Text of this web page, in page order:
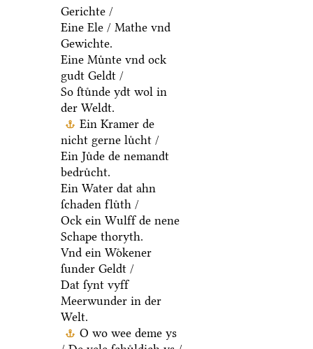
Gerichte /
Eine Ele / Mathe vnd
Gewichte.
Eine Muͤnte vnd ock
gudt Geldt /
So ſtuͤnde ydt wol in
der Weldt.
Ein Kramer de
nicht gerne luͤcht /
Ein Juͤde de nemandt
bedruͤcht.
Ein Water dat ahn
ſchaden fluͤth /
Ock ein Wulff de nene
Schape thoryth.
Vnd ein Woͤkener
ſunder Geldt /
Dat ſynt vyff
Meerwunder in der
Welt.
O wo wee deme ys